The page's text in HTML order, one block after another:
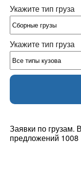
Укажите тип груза
Укажите тип груза
Заявки по грузам.
предложений 1008